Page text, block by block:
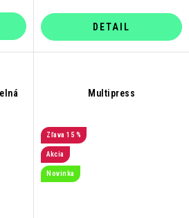
DETAIL
Multipress
15 %
Akcia
Novinka